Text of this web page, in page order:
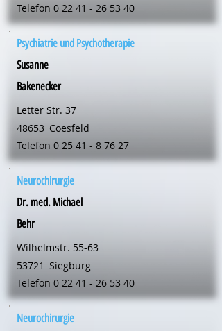
Telefon 0 22 41 - 26 53 40
Psychiatrie und Psychotherapie
Susanne
Bakenecker
Letter Str. 37
48653 Coesfeld
Telefon 0 25 41 - 8 76 27
Neurochirurgie
Dr. med. Michael
Behr
Wilhelmstr. 55-63
53721 Siegburg
Telefon 0 22 41 - 26 53 40
Neurochirurgie